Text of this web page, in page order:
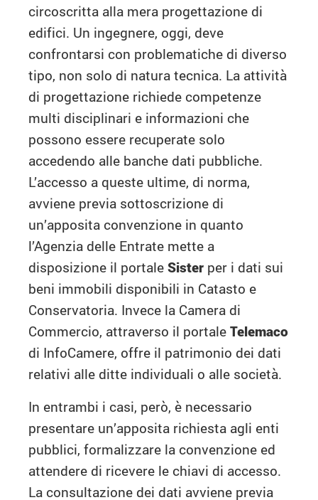
circoscritta alla mera progettazione di
edifici. Un ingegnere, oggi, deve
confrontarsi con problematiche di diverso
tipo, non solo di natura tecnica. La attività
di progettazione richiede competenze
multi disciplinari e informazioni che
possono essere recuperate solo
accedendo alle banche dati pubbliche.
L’accesso a queste ultime, di norma,
avviene previa sottoscrizione di
un’apposita convenzione in quanto
l’Agenzia delle Entrate mette a
disposizione il portale Sister per i dati sui
beni immobili disponibili in Catasto e
Conservatoria. Invece la Camera di
Commercio, attraverso il portale Telemaco
di InfoCamere, offre il patrimonio dei dati
relativi alle ditte individuali o alle società.
In entrambi i casi, però, è necessario
presentare un’apposita richiesta agli enti
pubblici, formalizzare la convenzione ed
attendere di ricevere le chiavi di accesso.
La consultazione dei dati avviene previa